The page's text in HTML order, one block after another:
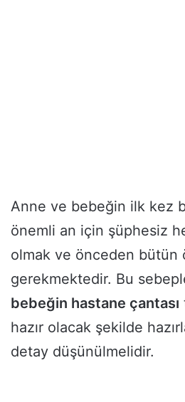
Anne ve bebeğin ilk kez
önemli an için şüphesiz
olmak ve önceden bütün
gerekmektedir. Bu
bebeğin hastane çantası
hazır olacak şekilde
detay düşünülmelidir.